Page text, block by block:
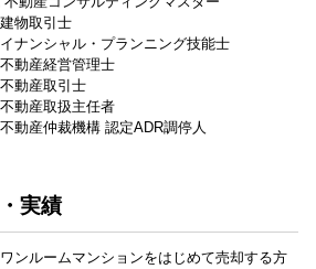
建物取引士
イナンシャル・プランニング技能士
不動産経営管理士
不動産取引士
不動産取扱主任者
不動産仲裁機構 認定ADR調停人
実績
ワンルームマンションをはじめて売却する方